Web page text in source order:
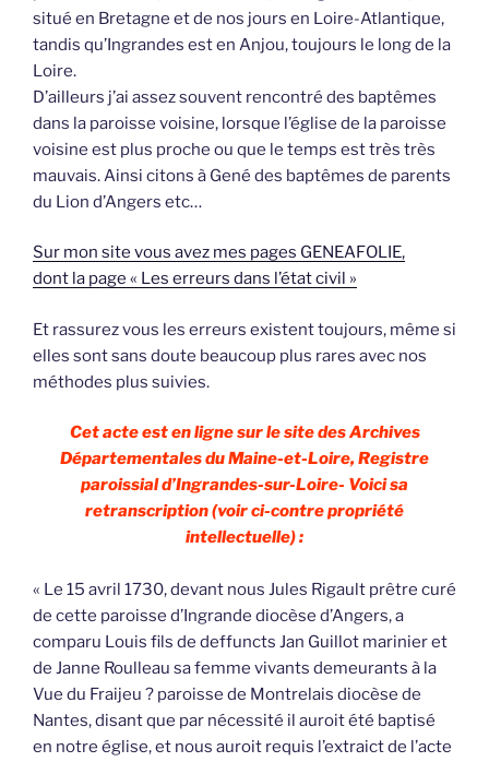
situé en Bretagne et de nos jours en Loire-Atlantique,
tandis qu’Ingrandes est en Anjou, toujours le long de la
Loire.
D’ailleurs j’ai assez souvent rencontré des baptêmes
dans la paroisse voisine, lorsque l’église de la paroisse
voisine est plus proche ou que le temps est très très
mauvais. Ainsi citons à Gené des baptêmes de parents
du Lion d’Angers etc…
Sur mon site vous avez mes pages GENEAFOLIE,
dont la page « Les erreurs dans l’état civil »
Et rassurez vous les erreurs existent toujours, même si
elles sont sans doute beaucoup plus rares avec nos
méthodes plus suivies.
Cet acte est en ligne sur le site des Archives
Départementales du Maine-et-Loire, Registre
paroissial d’Ingrandes-sur-Loire- Voici sa
retranscription (voir ci-contre propriété
intellectuelle) :
« Le 15 avril 1730, devant nous Jules Rigault prêtre curé
de cette paroisse d’Ingrande diocèse d’Angers, a
comparu Louis fils de deffuncts Jan Guillot marinier et
de Janne Roulleau sa femme vivants demeurants à la
Vue du Fraijeu ? paroisse de Montrelais diocèse de
Nantes, disant que par nécessité il auroit été baptisé
en notre église, et nous auroit requis l’extraict de l’acte